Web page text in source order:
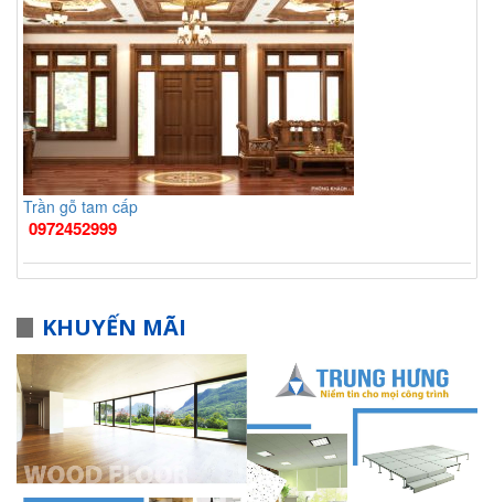
Trần gỗ tam cấp
0972452999
KHUYẾN MÃI